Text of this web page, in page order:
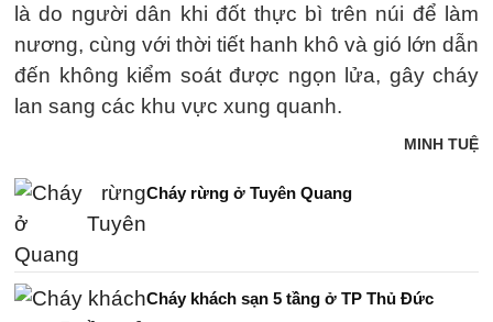
là do người dân khi đốt thực bì trên núi để làm
nương, cùng với thời tiết hanh khô và gió lớn dẫn
đến không kiểm soát được ngọn lửa, gây cháy
lan sang các khu vực xung quanh.
MINH TUỆ
Cháy rừng ở Tuyên Quang
Cháy khách sạn 5 tầng ở TP Thủ Đức